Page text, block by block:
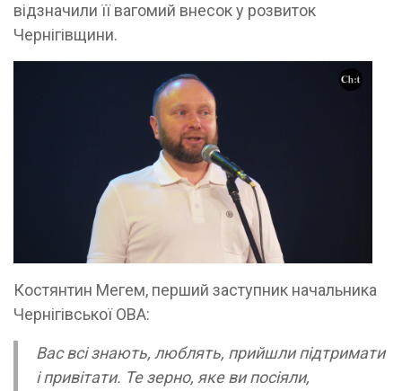
відзначили її вагомий внесок у розвиток
Чернігівщини.
Костянтин Мегем, перший заступник начальника
Чернігівської ОВА:
Вас всі знають, люблять, прийшли підтримати
і привітати. Те зерно, яке ви посіяли,